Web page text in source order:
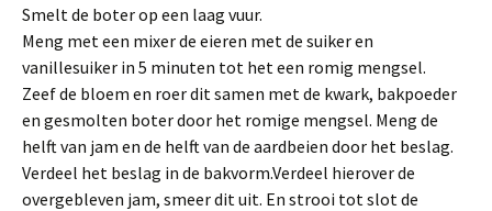
Smelt de boter op een laag vuur.
Meng met een mixer de eieren met de suiker en
vanillesuiker in 5 minuten tot het een romig mengsel.
Zeef de bloem en roer dit samen met de kwark, bakpoeder
en gesmolten boter door het romige mengsel. Meng de
helft van jam en de helft van de aardbeien door het beslag.
Verdeel het beslag in de bakvorm.Verdeel hierover de
overgebleven jam, smeer dit uit. En strooi tot slot de